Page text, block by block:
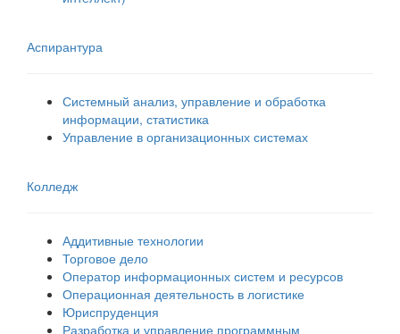
Аспирантура
Системный анализ, управление и обработка
информации, статистика
Управление в организационных системах
Колледж
Аддитивные технологии
Торговое дело
Оператор информационных систем и ресурсов
Операционная деятельность в логистике
Юриспруденция
Разработка и управление программным